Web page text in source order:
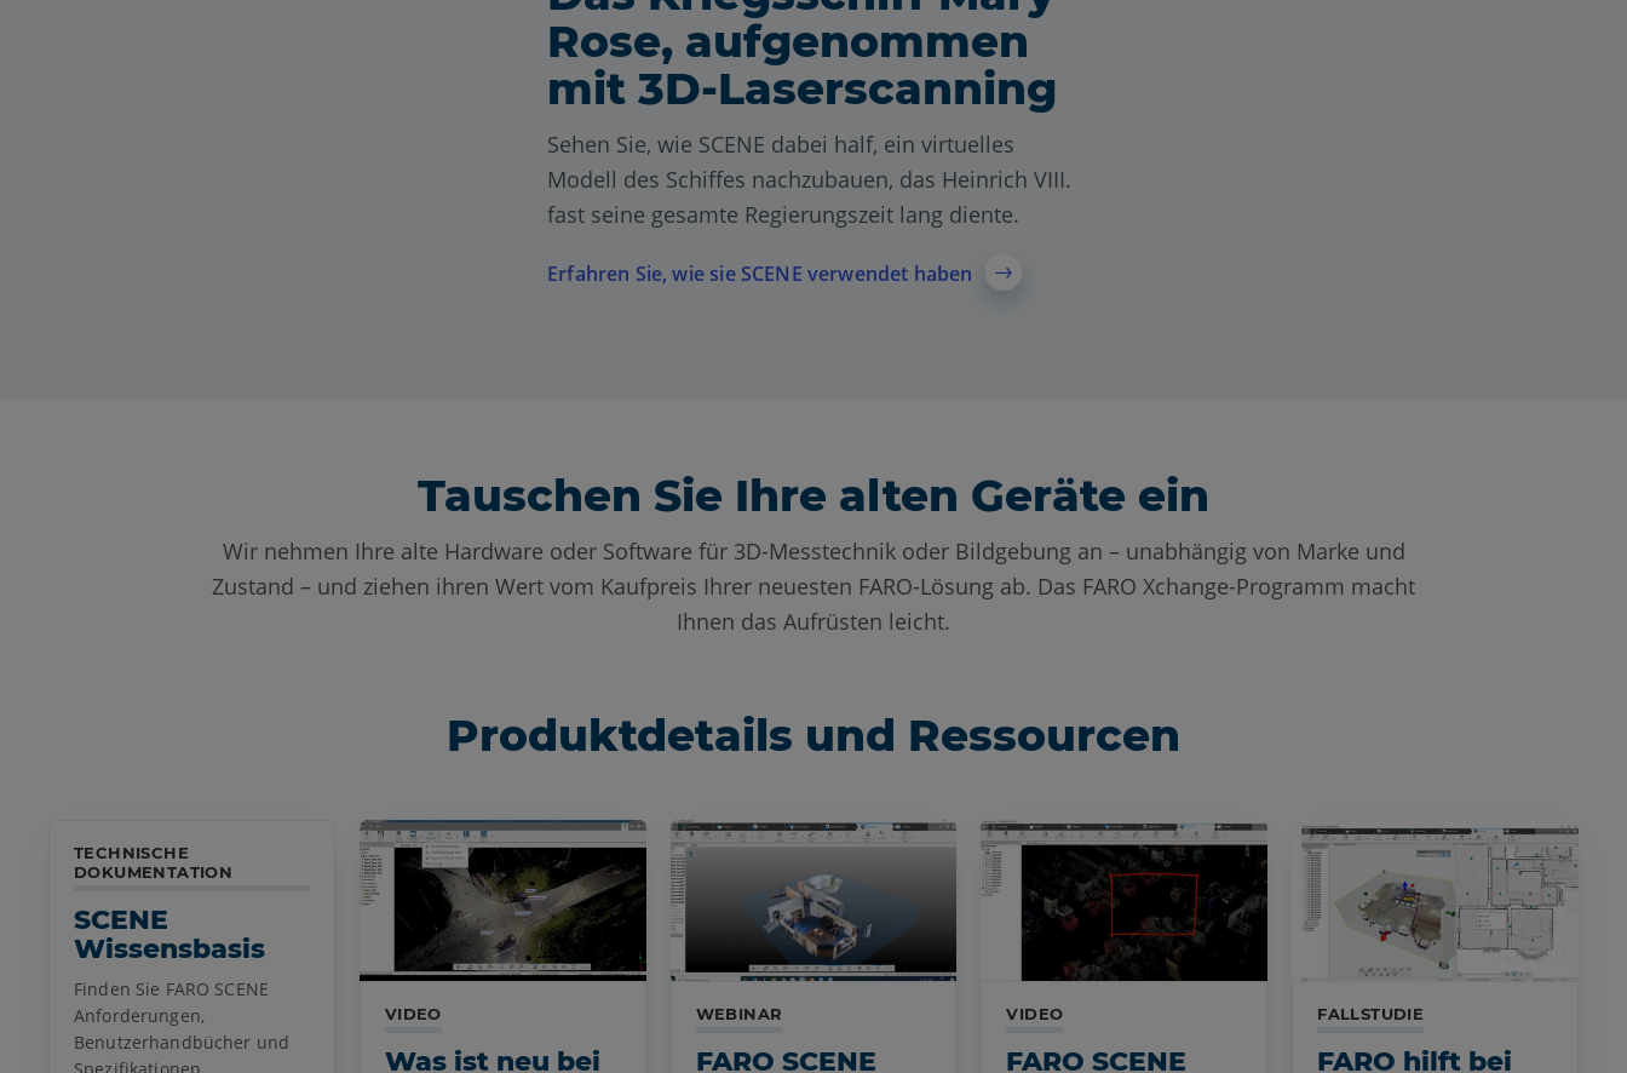
Rose, aufgenommen
mit 3D-Laserscanning
Sehen Sie, wie SCENE dabei half, ein virtuelles
Modell des Schiffes nachzubauen, das Heinrich VIII.
fast seine gesamte Regierungszeit lang diente.
Erfahren Sie, wie sie SCENE verwendet haben
Tauschen Sie Ihre alten Geräte ein
Wir nehmen Ihre alte Hardware oder Software für 3D-Messtechnik oder Bildgebung an – unabhängig von Marke und
Zustand – und ziehen ihren Wert vom Kaufpreis Ihrer neuesten FARO-Lösung ab. Das FARO Xchange-Programm macht
Ihnen das Aufrüsten leicht.
Produktdetails und Ressourcen
TECHNISCHE
DOKUMENTATION
SCENE
Wissensbasis
Finden Sie FARO SCENE
Anforderungen,
Benutzerhandbücher und
Spezifikationen.
VIDEO
Was ist neu bei
WEBINAR
FARO SCENE
VIDEO
FARO SCENE
FALLSTUDIE
FARO hilft bei